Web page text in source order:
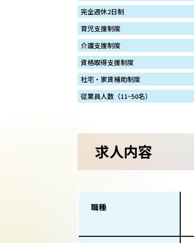
完全週休2日制
育児支援制度
介護支援制度
資格取得支援制度
社宅・家賃補助制度
従業員人数（11~50名）
求人内容
職種